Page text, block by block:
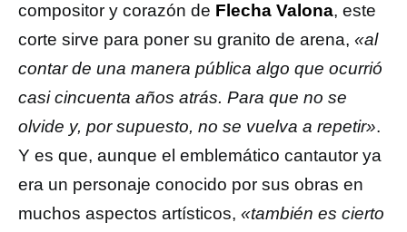
compositor y corazón de Flecha Valona, este
corte sirve para poner su granito de arena, «al
contar de una manera pública algo que ocurrió
casi cincuenta años atrás. Para que no se
olvide y, por supuesto, no se vuelva a repetir».
Y es que, aunque el emblemático cantautor ya
era un personaje conocido por sus obras en
muchos aspectos artísticos, «también es cierto